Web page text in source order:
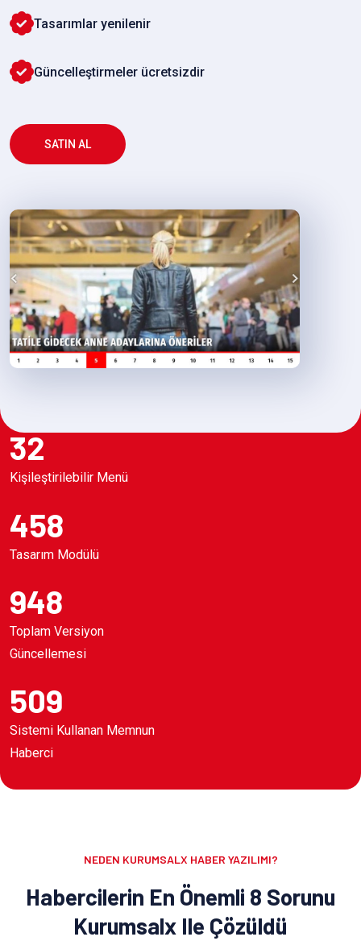
Tasarımlar yenilenir
Güncelleştirmeler ücretsizdir
SATIN AL
32
Kişileştirilebilir Menü
458
Tasarım Modülü
948
Toplam Versiyon
Güncellemesi
509
Sistemi Kullanan Memnun
Haberci
NEDEN KURUMSALX HABER YAZILIMI?
Habercilerin En Önemli 8 Sorunu
Kurumsalx Ile Çözüldü